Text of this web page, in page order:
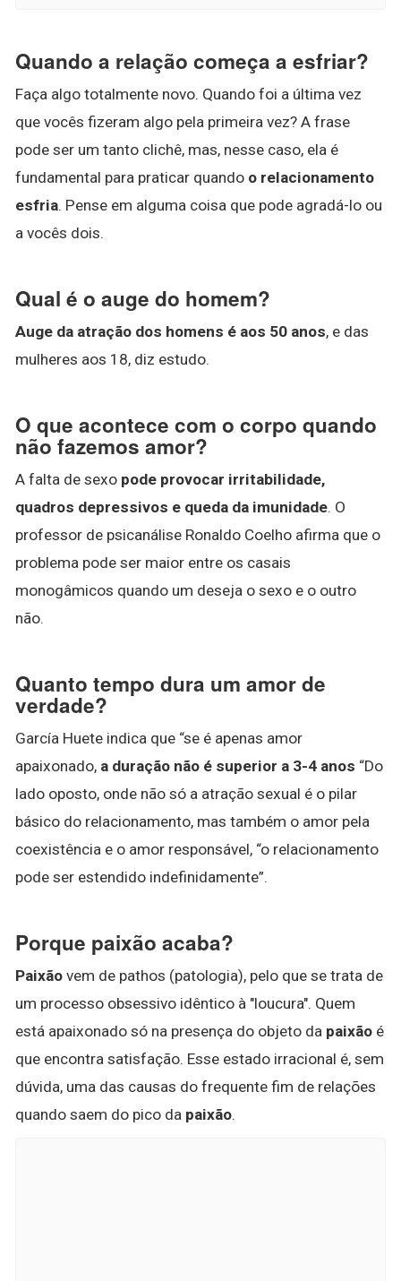
Quando a relação começa a esfriar?
Faça algo totalmente novo. Quando foi a última vez
que vocês fizeram algo pela primeira vez? A frase
pode ser um tanto clichê, mas, nesse caso, ela é
fundamental para praticar quando o relacionamento
esfria. Pense em alguma coisa que pode agradá-lo ou
a vocês dois.
Qual é o auge do homem?
Auge da atração dos homens é aos 50 anos, e das
mulheres aos 18, diz estudo.
O que acontece com o corpo quando
não fazemos amor?
A falta de sexo pode provocar irritabilidade,
quadros depressivos e queda da imunidade. O
professor de psicanálise Ronaldo Coelho afirma que o
problema pode ser maior entre os casais
monogâmicos quando um deseja o sexo e o outro
não.
Quanto tempo dura um amor de
verdade?
García Huete indica que “se é apenas amor
apaixonado, a duração não é superior a 3-4 anos “Do
lado oposto, onde não só a atração sexual é o pilar
básico do relacionamento, mas também o amor pela
coexistência e o amor responsável, “o relacionamento
pode ser estendido indefinidamente”.
Porque paixão acaba?
Paixão vem de pathos (patologia), pelo que se trata de
um processo obsessivo idêntico à "loucura". Quem
está apaixonado só na presença do objeto da paixão é
que encontra satisfação. Esse estado irracional é, sem
dúvida, uma das causas do frequente fim de relações
quando saem do pico da paixão.